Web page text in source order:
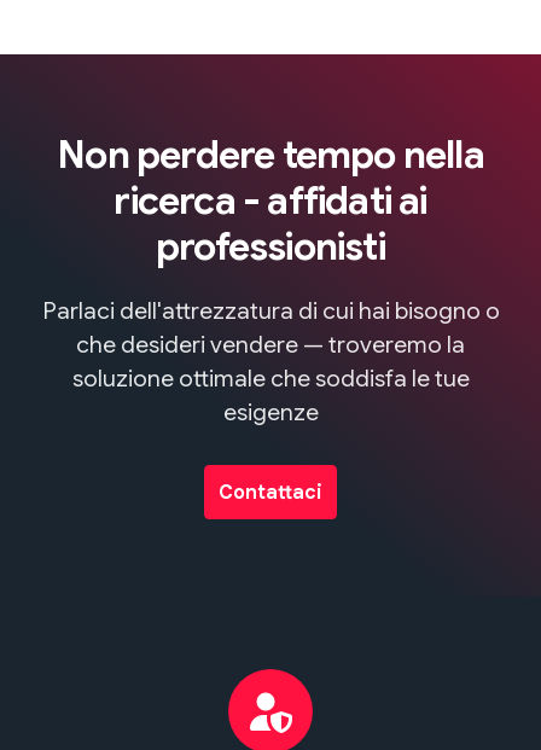
Non perdere tempo nella
ricerca - affidati ai
professionisti
Parlaci dell'attrezzatura di cui hai bisogno o
che desideri vendere — troveremo la
soluzione ottimale che soddisfa le tue
esigenze
Contattaci